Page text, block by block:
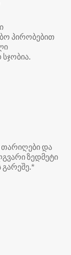
პირობებით
თარიღები და
ზედმეტი